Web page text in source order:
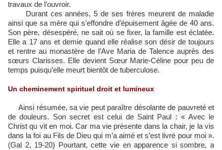
travaux de l’ouvroir.
Durant ces années, 5 de ses frères meurent de maladie
ainsi que sa mère qui s’effondre d’épuisement âgée de 40 ans.
Son père, désespéré, ne sait où se fixer, la famille est éclatée.
Elle a 17 ans et demie quand elle réalise son désir de toujours
et rentre au monastère de l’Ave Maria de Talence auprès des
sœurs Clarisses. Elle devient Sœur Marie-Céline pour peu de
temps puisqu’elle meurt bientôt de tuberculose.
Un cheminement spirituel droit et lumineux
Ainsi résumée, sa vie peut paraître désolante de pauvreté et
de douleurs. Son secret est celui de Saint Paul : « Avec le
Christ qu vit en moi. Car ma vie présente dans la chair, je la vis
dans la foi au Fils de Dieu qui m’a aimé et s’est livré pour moi ».
(Gal 2, 19-20) Pourtant, cette vie en apparence si sombre, a